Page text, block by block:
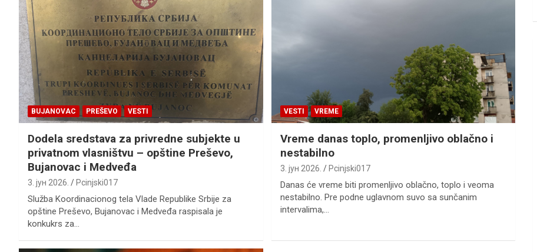
BUJANOVAC PREŠEVO VESTI
Dodela sredstava za privredne subjekte u
privatnom vlasništvu – opštine Preševo,
Bujanovac i Medveđa
3. јун 2026. Pcinjski017
Služba Koordinacionog tela Vlade Republike Srbije za
opštine Preševo, Bujanovac i Medveđa raspisala je
konkukrs za…
VESTI VREME
Vreme danas toplo, promenljivo oblačno i
nestabilno
3. јун 2026. Pcinjski017
Danas će vreme biti promenlјivo oblačno, toplo i veoma
nestabilno. Pre podne uglavnom suvo sa sunčanim
intervalima,…